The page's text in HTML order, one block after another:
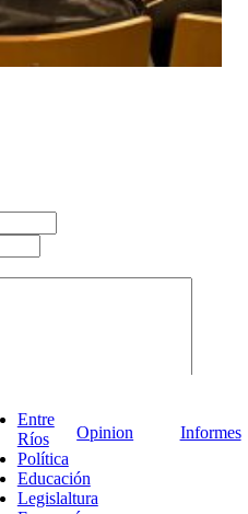
Entre
Ríos
Política
Educación
Legislaltura
Opinion Informes